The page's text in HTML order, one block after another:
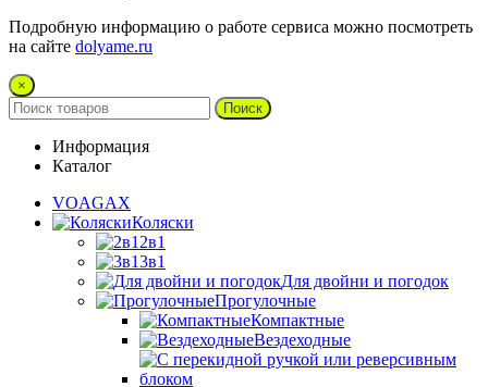
Подробную информацию о работе сервиса можно посмотреть
на сайте dolyame.ru
×
Поиск
Информация
Каталог
VOAGAX
Коляски
2в1
3в1
Для двойни и погодок
Прогулочные
Компактные
Вездеходные